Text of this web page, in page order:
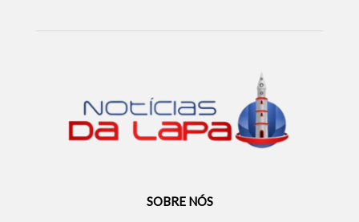
SOBRE NÓS